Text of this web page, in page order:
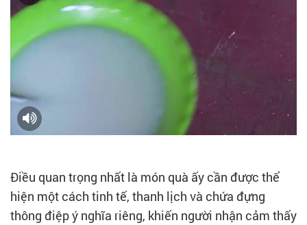
Điều quan trọng nhất là món quà ấy cần được thể
hiện một cách tinh tế, thanh lịch và chứa đựng
thông điệp ý nghĩa riêng, khiến người nhận cảm thấy